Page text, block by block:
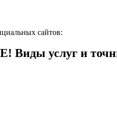
сайтов:
Виды услуг и